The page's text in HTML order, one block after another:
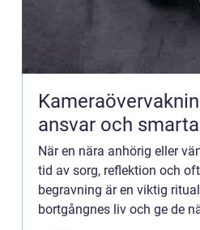
Kameraövervakning
ansvar och
När en nära anhörig eller
tid av sorg, reflektion och
begravning är en viktig
bortgångnes liv och ge de